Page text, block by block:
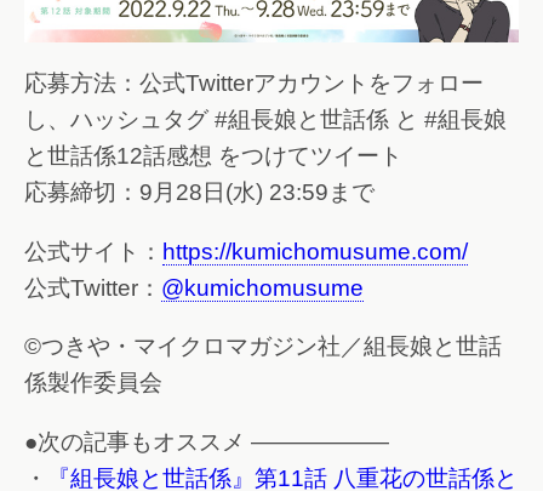
応募方法：公式Twitterアカウントをフォロー
し、ハッシュタグ #組長娘と世話係 と #組長娘
と世話係12話感想 をつけてツイート
応募締切：9月28日(水) 23:59まで
公式サイト： https://kumichomusume.com/
公式Twitter： @kumichomusume
©つきや・マイクロマガジン社／組長娘と世話
係製作委員会
●次の記事もオススメ ——————
・
『組長娘と世話係』第11話 八重花の世話係と